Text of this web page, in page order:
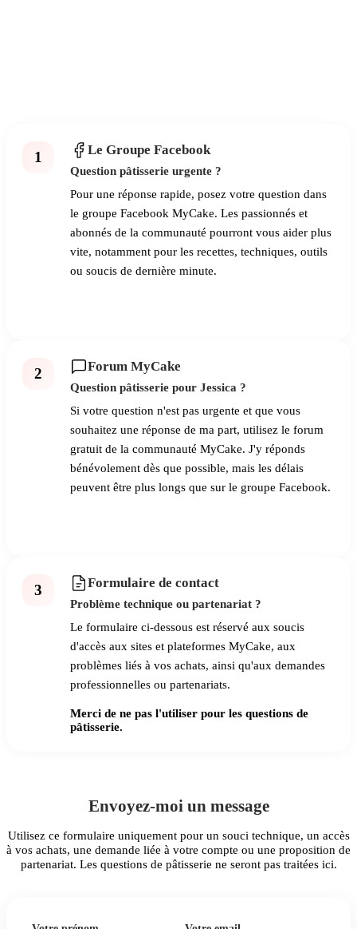
1 Le Groupe Facebook
Question pâtisserie urgente ?
Pour une réponse rapide, posez votre question dans
le groupe Facebook MyCake. Les passionnés et
abonnés de la communauté pourront vous aider plus
vite, notamment pour les recettes, techniques, outils
ou soucis de dernière minute.
2 Forum MyCake
Question pâtisserie pour Jessica ?
Si votre question n'est pas urgente et que vous
souhaitez une réponse de ma part, utilisez le forum
gratuit de la communauté MyCake. J'y réponds
bénévolement dès que possible, mais les délais
peuvent être plus longs que sur le groupe Facebook.
3 Formulaire de contact
Problème technique ou partenariat ?
Le formulaire ci-dessous est réservé aux soucis
d'accès aux sites et plateformes MyCake, aux
problèmes liés à vos achats, ainsi qu'aux demandes
professionnelles ou partenariats.
Merci de ne pas l'utiliser pour les questions de
pâtisserie.
Envoyez-moi un message
Utilisez ce formulaire uniquement pour un souci technique, un accès
à vos achats, une demande liée à votre compte ou une proposition de
partenariat. Les questions de pâtisserie ne seront pas traitées ici.